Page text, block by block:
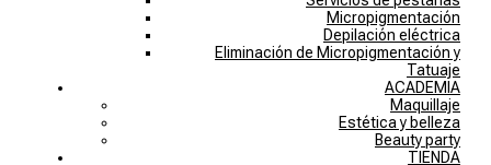
Micropigmentación
Depilación eléctrica
Eliminación de Micropigmentación y
Tatuaje
ACADEMIA
Maquillaje
Estética y belleza
Beauty party
TIENDA